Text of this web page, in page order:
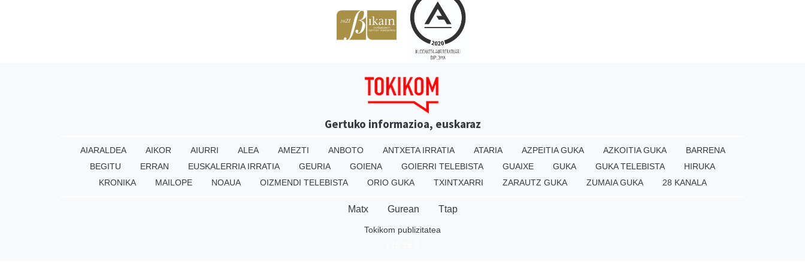
Gertuko informazioa, euskaraz
AIARALDEA AIKOR AIURRI ALEA AMEZTI ANBOTO ANTXETA IRRATIA ATARIA AZPEITIA GUKA AZKOITIA GUKA
BARRENA
BEGITU
ERRAN EUSKALERRIA IRRATIA GEURIA GOIENA GOIERRI TELEBISTA GUAIXE GUKA GUKA TELEBISTA
HIRUKA
KRONIKA
MAILOPE NOAUA OIZMENDI TELEBISTA ORIO GUKA TXINTXARRI ZARAUTZ GUKA ZUMAIA GUKA 28 KANALA
Matx Gurean Ttap
Tokikom publizitatea